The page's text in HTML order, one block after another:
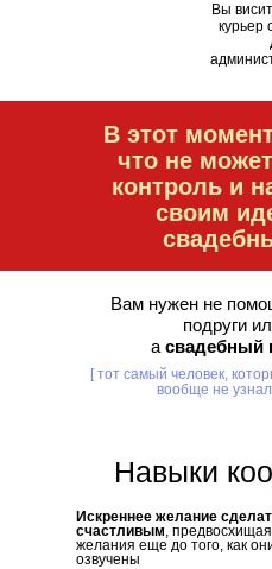
Вы
курьер
В этот
что не
контроль и
своим
Вам нужен не
подруги
а свадебный
[ тот самый человек,
вообще не
Навыки
Искреннее желание
счастливым,
желания еще до того, как
озвучены